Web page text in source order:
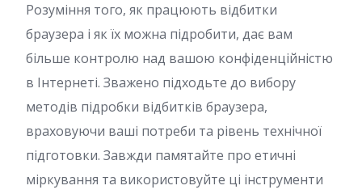
Розуміння того, як працюють відбитки
браузера і як їх можна підробити, дає вам
більше контролю над вашою конфіденційністю
в Інтернеті. Зважено підходьте до вибору
методів підробки відбитків браузера,
враховуючи ваші потреби та рівень технічної
підготовки. Завжди памятайте про етичні
міркування та використовуйте ці інструменти